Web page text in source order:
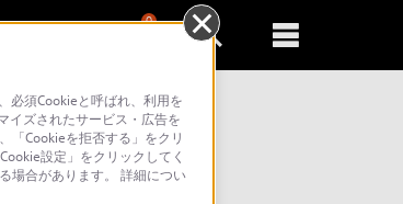
0
必須Cookieと呼ばれ、利用を
イズされたサービス・広告を
「Cookieを拒否する」をクリ
設定」をクリックしてく
場合があります。 詳細につい